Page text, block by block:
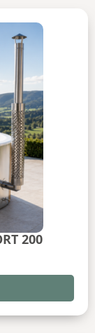
200